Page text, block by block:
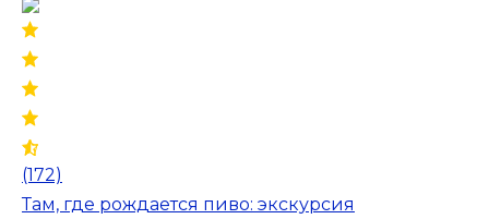
(172)
Там, где рождается пиво: экскурсия